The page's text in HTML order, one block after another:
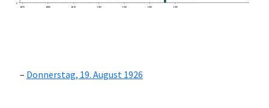
0
1870
1880 1890 1900 1910 1920 1930
Donnerstag, 19. August 1926